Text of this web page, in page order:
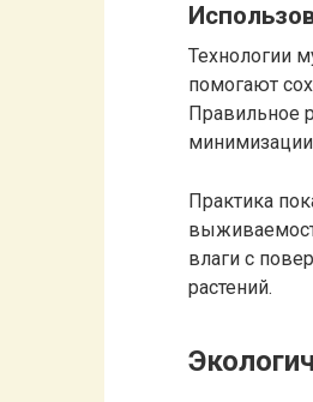
Технологии
помогают
Правильное
Практика
влаги с
растений.